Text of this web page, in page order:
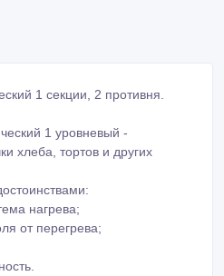
1 секции, 2 противня.
1 уровневый -
хлеба, тортов и других
нагрева;
от перегрева;